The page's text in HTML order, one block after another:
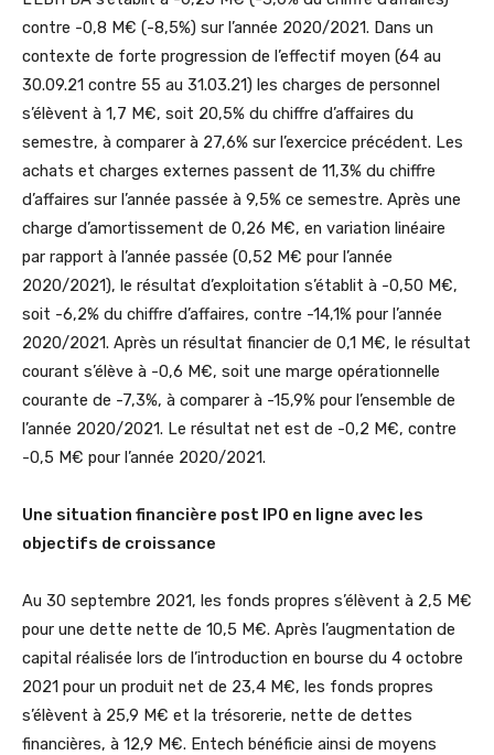
contre -0,8 M€ (-8,5%) sur l’année 2020/2021. Dans un
contexte de forte progression de l’effectif moyen (64 au
30.09.21 contre 55 au 31.03.21) les charges de personnel
s’élèvent à 1,7 M€, soit 20,5% du chiffre d’affaires du
semestre, à comparer à 27,6% sur l’exercice précédent. Les
achats et charges externes passent de 11,3% du chiffre
d’affaires sur l’année passée à 9,5% ce semestre. Après une
charge d’amortissement de 0,26 M€, en variation linéaire
par rapport à l’année passée (0,52 M€ pour l’année
2020/2021), le résultat d’exploitation s’établit à -0,50 M€,
soit -6,2% du chiffre d’affaires, contre -14,1% pour l’année
2020/2021. Après un résultat financier de 0,1 M€, le résultat
courant s’élève à -0,6 M€, soit une marge opérationnelle
courante de -7,3%, à comparer à -15,9% pour l’ensemble de
l’année 2020/2021. Le résultat net est de -0,2 M€, contre
-0,5 M€ pour l’année 2020/2021.
Une situation financière post IPO en ligne avec les
objectifs de croissance
Au 30 septembre 2021, les fonds propres s’élèvent à 2,5 M€
pour une dette nette de 10,5 M€. Après l’augmentation de
capital réalisée lors de l’introduction en bourse du 4 octobre
2021 pour un produit net de 23,4 M€, les fonds propres
s’élèvent à 25,9 M€ et la trésorerie, nette de dettes
financières, à 12,9 M€. Entech bénéficie ainsi de moyens